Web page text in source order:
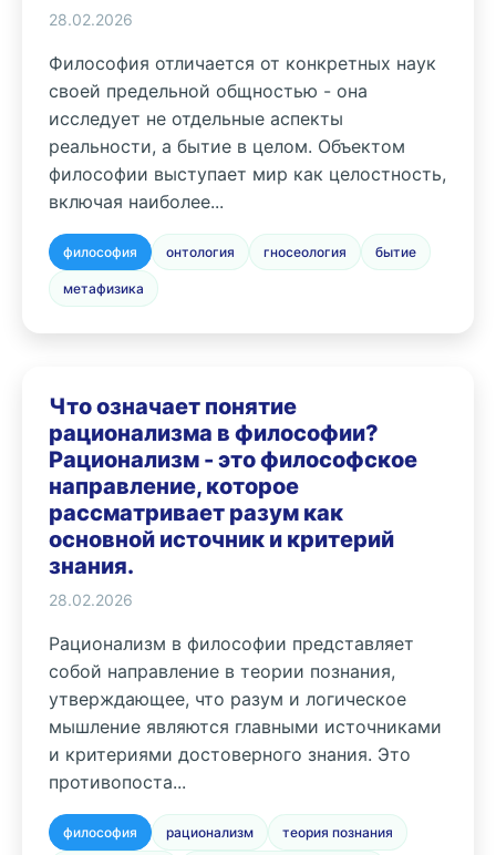
28.02.2026
Философия отличается от конкретных наук
своей предельной общностью - она
исследует не отдельные аспекты
реальности, а бытие в целом. Объектом
философии выступает мир как целостность,
включая наиболее...
философия онтология гносеология бытие
метафизика
Что означает понятие
рационализма в философии?
Рационализм - это философское
направление, которое
рассматривает разум как
основной источник и критерий
знания.
28.02.2026
Рационализм в философии представляет
собой направление в теории познания,
утверждающее, что разум и логическое
мышление являются главными источниками
и критериями достоверного знания. Это
противопоста...
философия рационализм теория познания